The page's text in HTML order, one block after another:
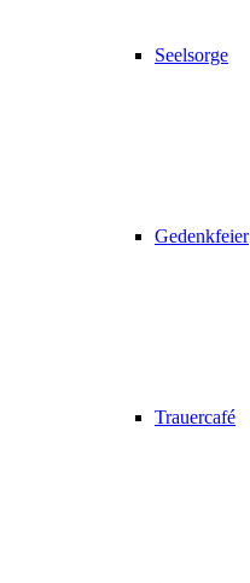
Seelsorge
Gedenkfeier
Trauercafé